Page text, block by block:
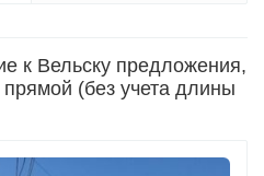
к Вельску предложения,
прямой (без учета длины